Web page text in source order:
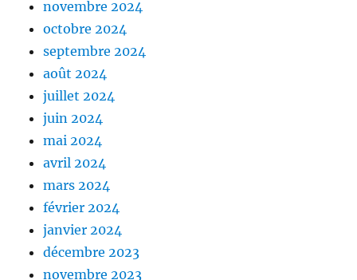
novembre 2024
octobre 2024
septembre 2024
août 2024
juillet 2024
juin 2024
mai 2024
avril 2024
mars 2024
février 2024
janvier 2024
décembre 2023
novembre 2023